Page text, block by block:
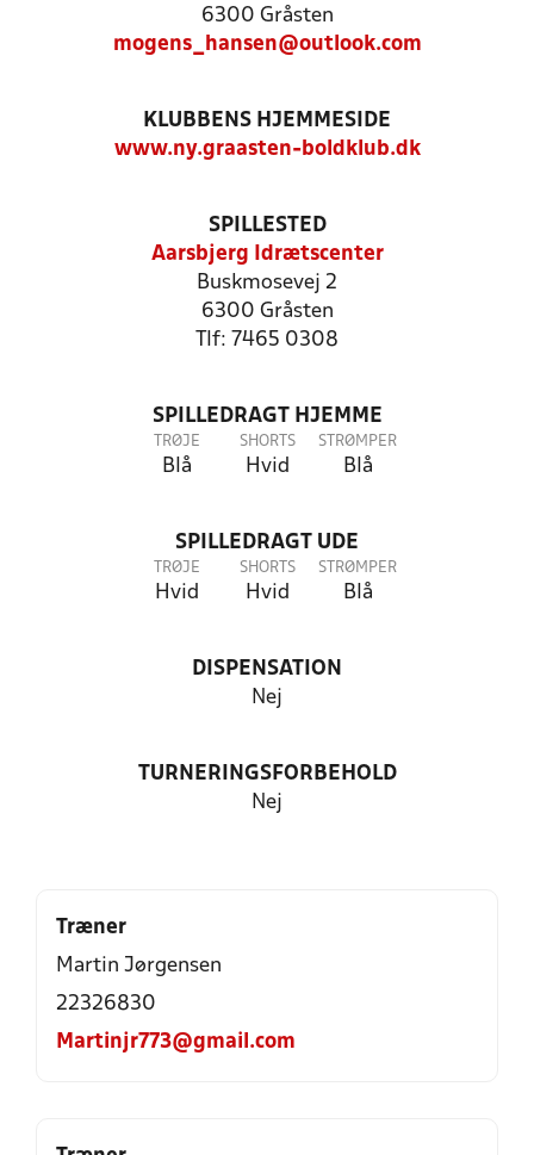
6300 Gråsten
mogens_hansen@outlook.com
KLUBBENS HJEMMESIDE
www.ny.graasten-boldklub.dk
SPILLESTED
Aarsbjerg Idrætscenter
Buskmosevej 2
6300 Gråsten
Tlf: 7465 0308
SPILLEDRAGT HJEMME
TRØJE
Blå
SHORTS
Hvid
STRØMPER
Blå
SPILLEDRAGT UDE
TRØJE
Hvid
SHORTS
Hvid
STRØMPER
Blå
DISPENSATION
Nej
TURNERINGSFORBEHOLD
Nej
Træner
Martin Jørgensen
22326830
Martinjr773@gmail.com